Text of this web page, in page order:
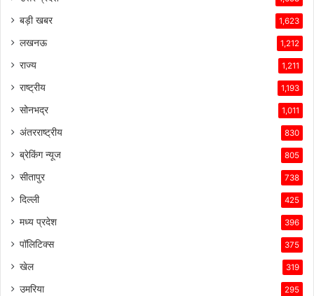
बड़ी खबर 1,623
लखनऊ 1,212
राज्य 1,211
राष्ट्रीय 1,193
सोनभद्र 1,011
अंतरराष्ट्रीय 830
ब्रेकिंग न्यूज 805
सीतापुर 738
दिल्ली 425
मध्य प्रदेश 396
पॉलिटिक्स 375
खेल 319
उमरिया 295